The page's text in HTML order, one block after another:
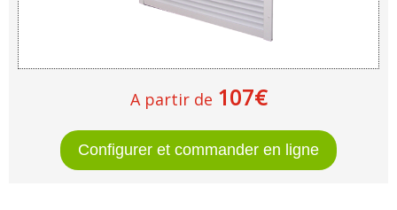
A partir de 107€